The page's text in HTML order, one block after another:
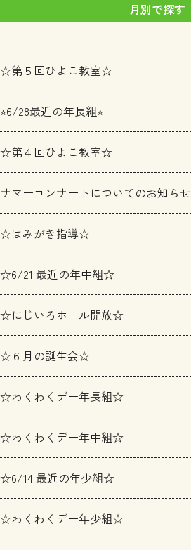
月別で探す
☆第５回ひよこ教室☆
⭐︎6/28最近の年長組⭐︎
☆第４回ひよこ教室☆
サマーコンサートについてのお知らせ
☆はみがき指導☆
☆6/21 最近の年中組☆
☆にじいろホール開放☆
☆６月の誕生会☆
☆わくわくデー年長組☆
☆わくわくデー年中組☆
☆6/14 最近の年少組☆
☆わくわくデー年少組☆